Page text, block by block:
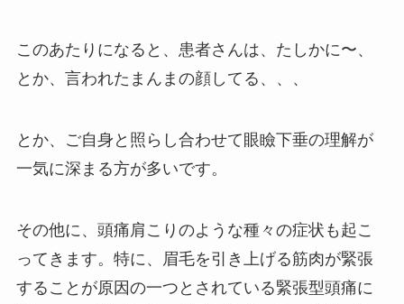
このあたりになると、患者さんは、たしかに〜、
とか、言われたまんまの顔してる、、、
とか、ご自身と照らし合わせて眼瞼下垂の理解が
一気に深まる方が多いです。
その他に、頭痛肩こりのような種々の症状も起こ
ってきます。特に、眉毛を引き上げる筋肉が緊張
することが原因の一つとされている緊張型頭痛に